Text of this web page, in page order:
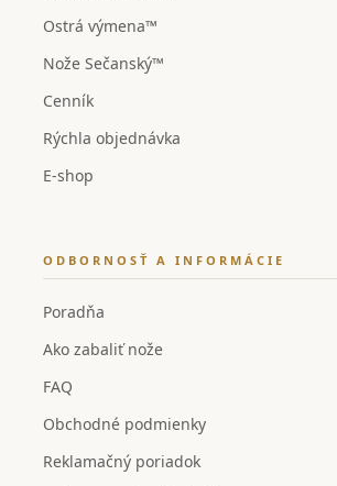
Ostrá výmena™
Nože Sečanský™
Cenník
Rýchla objednávka
E-shop
ODBORNOSŤ A INFORMÁCIE
Poradňa
Ako zabaliť nože
FAQ
Obchodné podmienky
Reklamačný poriadok